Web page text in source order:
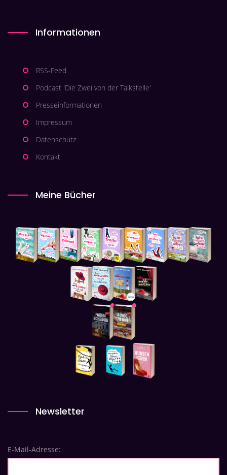
Informationen
RSS-Feed
Podcast 'Die Zwei von der Talkstelle'
Presseinformationen
Impressum
Datenschutz
Kontakt
Meine Bücher
Newsletter
E-Mail-Adresse: